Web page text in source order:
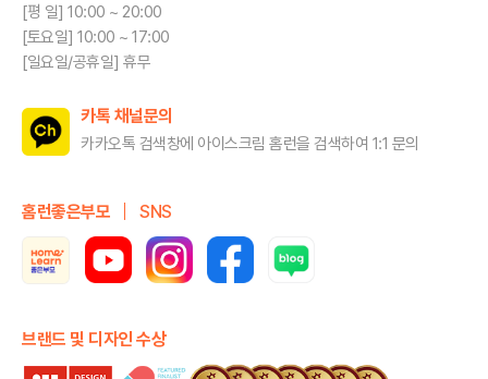
[평 일] 10:00 ~ 20:00
[토요일] 10:00 ~ 17:00
[일요일/공휴일] 휴무
카톡 채널문의
카카오톡 검색창에 아이스크림 홈런을 검색하여 1:1 문의
홈런좋은부모 SNS
브랜드 및 디자인 수상